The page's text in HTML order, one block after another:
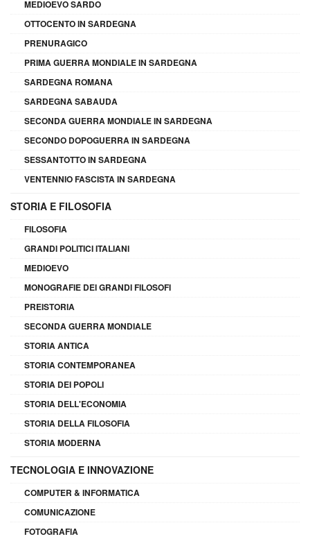
MEDIOEVO SARDO
OTTOCENTO IN SARDEGNA
PRENURAGICO
PRIMA GUERRA MONDIALE IN SARDEGNA
SARDEGNA ROMANA
SARDEGNA SABAUDA
SECONDA GUERRA MONDIALE IN SARDEGNA
SECONDO DOPOGUERRA IN SARDEGNA
SESSANTOTTO IN SARDEGNA
VENTENNIO FASCISTA IN SARDEGNA
STORIA E FILOSOFIA
FILOSOFIA
GRANDI POLITICI ITALIANI
MEDIOEVO
MONOGRAFIE DEI GRANDI FILOSOFI
PREISTORIA
SECONDA GUERRA MONDIALE
STORIA ANTICA
STORIA CONTEMPORANEA
STORIA DEI POPOLI
STORIA DELL'ECONOMIA
STORIA DELLA FILOSOFIA
STORIA MODERNA
TECNOLOGIA E INNOVAZIONE
COMPUTER & INFORMATICA
COMUNICAZIONE
FOTOGRAFIA